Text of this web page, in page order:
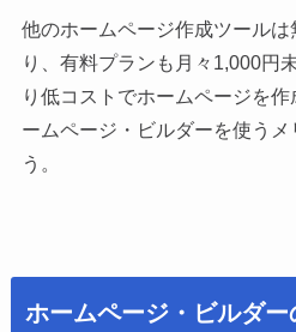
他のホームページ作成ツール
り、有料プランも月々1,000円
り低コストでホームページを
ームページ・ビルダーを使うメ
う。
ホームページ・ビルダ